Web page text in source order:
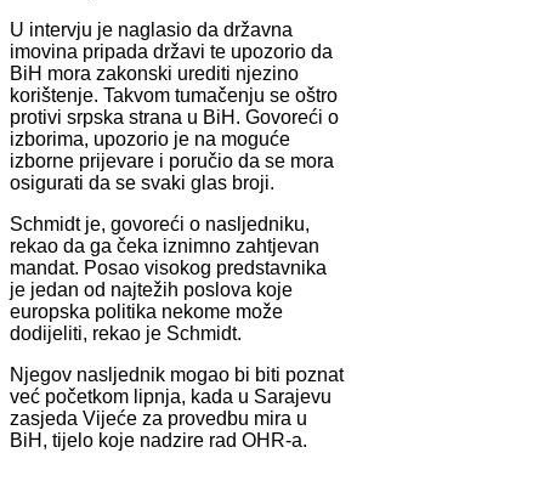
U intervju je naglasio da državna
imovina pripada državi te upozorio da
BiH mora zakonski urediti njezino
korištenje. Takvom tumačenju se oštro
protivi srpska strana u BiH. Govoreći o
izborima, upozorio je na moguće
izborne prijevare i poručio da se mora
osigurati da se svaki glas broji.
Schmidt je, govoreći o nasljedniku,
rekao da ga čeka iznimno zahtjevan
mandat. Posao visokog predstavnika
je jedan od najtežih poslova koje
europska politika nekome može
dodijeliti, rekao je Schmidt.
Njegov nasljednik mogao bi biti poznat
već početkom lipnja, kada u Sarajevu
zasjeda Vijeće za provedbu mira u
BiH, tijelo koje nadzire rad OHR-a.